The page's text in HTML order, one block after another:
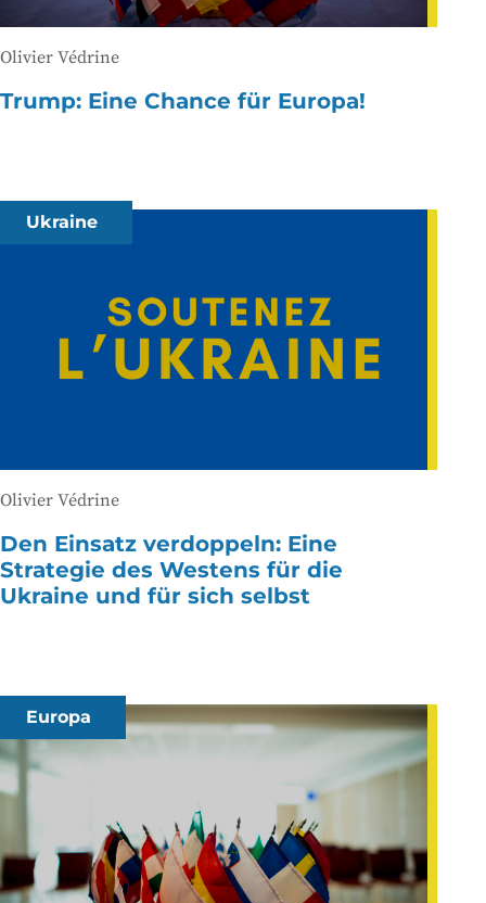
Olivier Védrine
Trump: Eine Chance für Europa!
Ukraine
Olivier Védrine
Den Einsatz verdoppeln: Eine
Strategie des Westens für die
Ukraine und für sich selbst
Europa